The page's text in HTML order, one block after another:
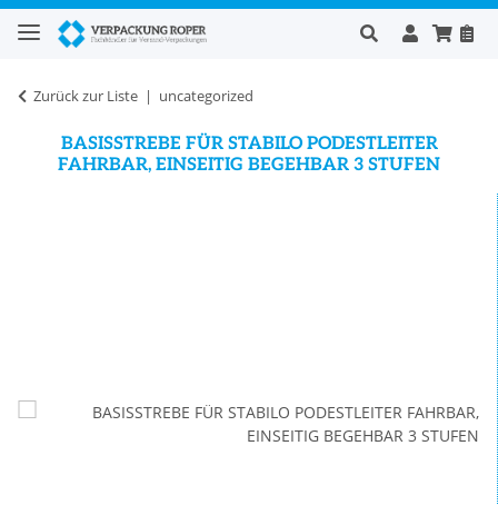
Zurück zur Liste uncategorized
BASISSTREBE FÜR STABILO PODESTLEITER
FAHRBAR, EINSEITIG BEGEHBAR 3 STUFEN